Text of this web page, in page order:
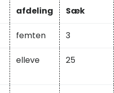
afdeling Sæk
femten 3
elleve 25